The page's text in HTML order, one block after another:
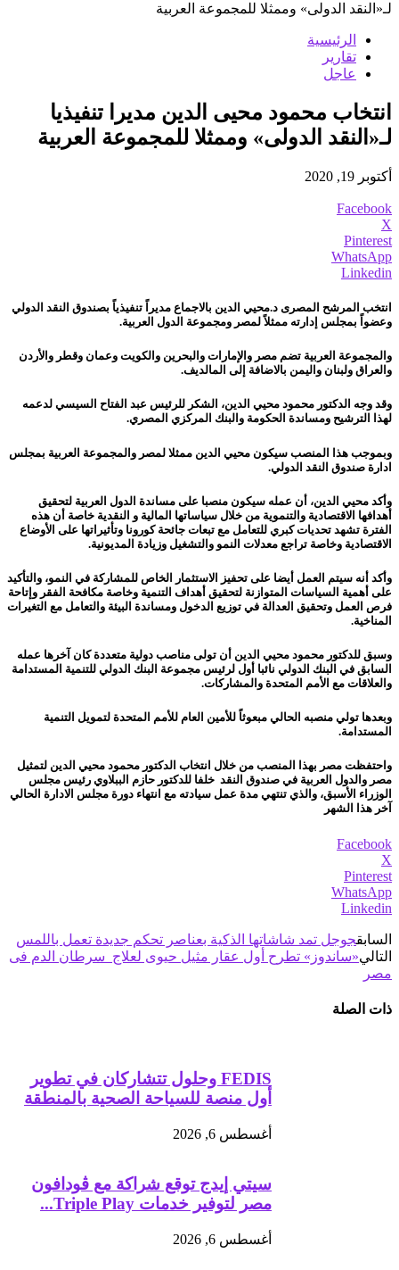
لـ«النقد الدولى» وممثلا للمجموعة العربية
الرئيسية
تقارير
عاجل
انتخاب محمود محيى الدين مديرا تنفيذيا
لـ«النقد الدولى» وممثلا للمجموعة العربية
أكتوبر 19, 2020
Facebook
X
Pinterest
WhatsApp
Linkedin
انتخب المرشح المصرى د.محيي الدين بالاجماع مديراً تنفيذياً بصندوق النقد الدولي
وعضواً بمجلس إدارته ممثلاً لمصر ومجموعة الدول العربية.
والمجموعة العربية تضم مصر والإمارات والبحرين والكويت وعمان وقطر والأردن
والعراق ولبنان واليمن بالاضافة إلى المالديف.
وقد وجه الدكتور محمود محيي الدين، الشكر للرئيس عبد الفتاح السيسي لدعمه
لهذا الترشيح ومساندة الحكومة والبنك المركزي المصري.
وبموجب هذا المنصب سيكون محيي الدين ممثلا لمصر والمجموعة العربية بمجلس
ادارة صندوق النقد الدولي.
وأكد محيي الدين، أن عمله سيكون منصبا على مساندة الدول العربية لتحقيق
أهدافها الاقتصادية والتنموية من خلال سياساتها المالية و النقدية خاصة أن هذه
الفترة تشهد تحديات كبري للتعامل مع تبعات جائحة كورونا وتأثيراتها على الأوضاع
الاقتصادية وخاصة تراجع معدلات النمو والتشغيل وزيادة المديونية.
وأكد أنه سيتم العمل أيضا على تحفيز الاستثمار الخاص للمشاركة في النمو، والتأكيد
على أهمية السياسات المتوازنة لتحقيق أهداف التنمية وخاصة مكافحة الفقر وإتاحة
فرص العمل وتحقيق العدالة في توزيع الدخول ومساندة البيئة والتعامل مع التغيرات
المناخية.
وسبق للدكتور محمود محيي الدين أن تولى مناصب دولية متعددة كان آخرها عمله
السابق في البنك الدولي نائبا أول لرئيس مجموعة البنك الدولي للتنمية المستدامة
والعلاقات مع الأمم المتحدة والمشاركات.
وبعدها تولي منصبه الحالي مبعوثاً للأمين العام للأمم المتحدة لتمويل التنمية
المستدامة.
واحتفظت مصر بهذا المنصب من خلال انتخاب الدكتور محمود محيي الدين لتمثيل
مصر والدول العربية في صندوق النقد خلفا للدكتور حازم الببلاوي رئيس مجلس
الوزراء الأسبق، والذي تنتهي مدة عمل سيادته مع انتهاء دورة مجلس الادارة الحالي
آخر هذا الشهر
Facebook
X
Pinterest
WhatsApp
Linkedin
السابقجوجل تمد شاشاتها الذكية بعناصر تحكم جديدة تعمل باللمس‎
التالي«ساندوز» تطرح أول عقار مثيل حيوى لعلاج سرطان الدم فى
مصر
ذات الصلة
FEDIS وحلول تتشاركان في تطوير
أول منصة للسياحة الصحية بالمنطقة
أغسطس 6, 2026
سيتي إيدج توقع شراكة مع ڤودافون
مصر لتوفير خدمات Triple Play...
أغسطس 6, 2026